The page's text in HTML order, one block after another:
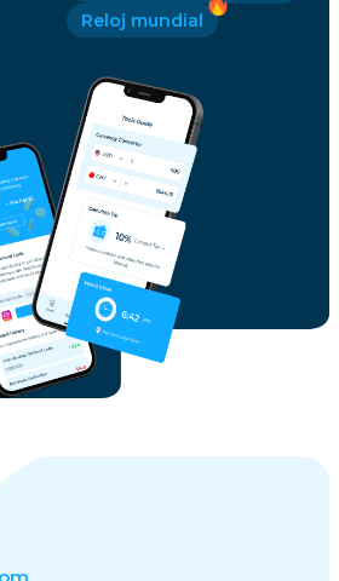
Reloj mundial